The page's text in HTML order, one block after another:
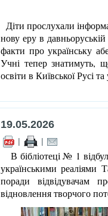
Діти прослухали
нову еру в
факти про українську
Учні тепер знатимуть,
освіти в Київської Русі
19.05.2026
| |
В бібліотеці № 1
українськими реаліями
поради відвідувачам
відновлення творчого